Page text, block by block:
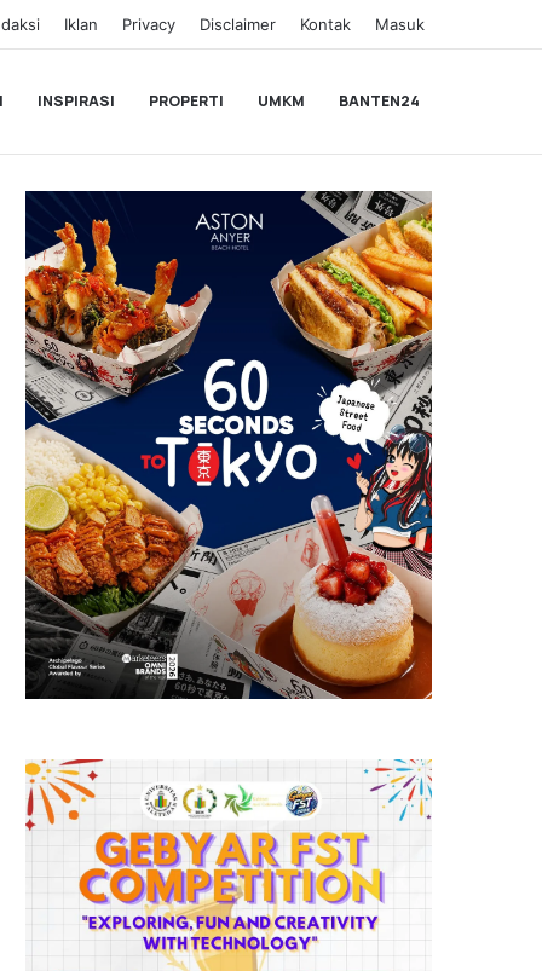
Iklan Privacy Disclaimer Kontak Masuk
INSPIRASI PROPERTI UMKM BANTEN24